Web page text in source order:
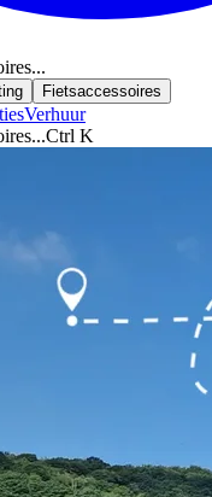
Fietsaccessoires
Verhuur
Ctrl K